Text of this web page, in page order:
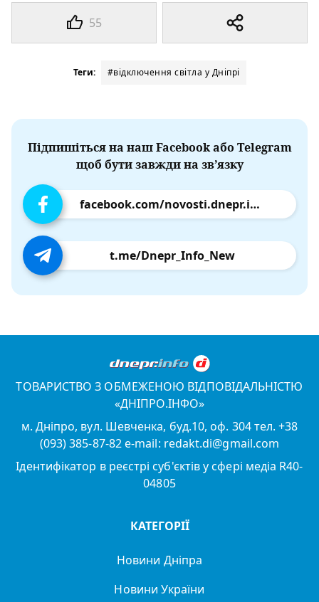
55
Теги: #відключення світла у Дніпрі
Підпишіться на наш Facebook або Telegram
щоб бути завжди на зв’язку
facebook.com/novosti.dnepr.info
t.me/Dnepr_Info_New
ТОВАРИСТВО З ОБМЕЖЕНОЮ ВІДПОВІДАЛЬНІСТЮ
«ДНІПРО.ІНФО»
м. Дніпро, вул. Шевченка, буд.10, оф. 304 тел. +38
(093) 385-87-82 e-mail: redakt.di@gmail.com
Ідентифікатор в реєстрі суб'єктів у сфері медіа R40-
04805
КАТЕГОРІЇ
Новини Дніпра
Новини України